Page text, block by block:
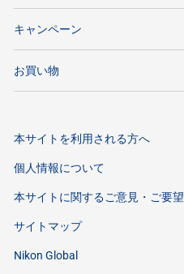
キャンペーン
お買い物
本サイトを利用される方へ
個人情報について
本サイトに関するご意見・ご要望
サイトマップ
Nikon Global